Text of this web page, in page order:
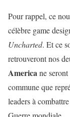
Pour rappel, ce
célèbre game
Uncharted. Et ce
retrouveront nos
Americane
commune que
leaders à